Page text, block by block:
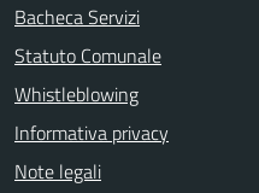
Bacheca Servizi
Statuto Comunale
Whistleblowing
Informativa privacy
Note legali